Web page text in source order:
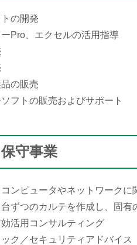
の開発
Pro、エクセルの活用指導
の販売
フトの販売およびサポート
守事業
ンピュータやネットワーク
ずつのカルテを作成し、固有
活用コンサルティング
ク／セキュリティアドバイス